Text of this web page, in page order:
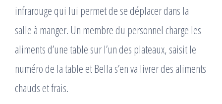
infrarouge qui lui permet de se déplacer dans la
salle à manger. Un membre du personnel charge les
aliments d’une table sur l’un des plateaux, saisit le
numéro de la table et Bella s’en va livrer des aliments
chauds et frais.